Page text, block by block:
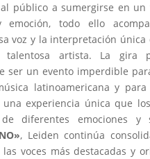
público a sumergirse en un
emoción, todo ello
voz y la interpretación
artista. La gira
ser un evento imperdible
latinoamericana y para
una experiencia única que
diferentes emociones y
, Leiden continúa
voces más destacadas y